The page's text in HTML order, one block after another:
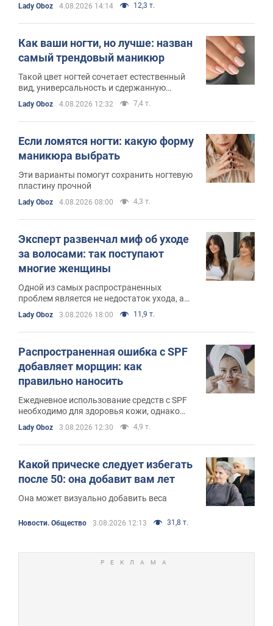
Lady Oboz 4.08.2026 14:14 12,3 т.
Как ваши ногти, но лучше: назван
самый трендовый маникюр
Такой цвет ногтей сочетает естественный
вид, универсальность и сдержанную
Lady Oboz 4.08.2026 12:32 7,4 т.
Если ломятся ногти: какую форму
маникюра выбрать
Эти варианты помогут сохранить ногтевую
пластину прочной
Lady Oboz 4.08.2026 08:00 4,3 т.
Эксперт развенчал миф об уходе
за волосами: так поступают
многие женщины
Одной из самых распространенных
проблем является не недостаток ухода, а
Lady Oboz 3.08.2026 18:00 11,9 т.
Распространенная ошибка с SPF
добавляет морщин: как
правильно наносить
Ежедневное использование средств с SPF
необходимо для здоровья кожи, однако
Lady Oboz 3.08.2026 12:30 4,9 т.
Какой прическе следует избегать
после 50: она добавит вам лет
Она может визуально добавить веса
Новости. Общество 3.08.2026 12:13 31,8 т.